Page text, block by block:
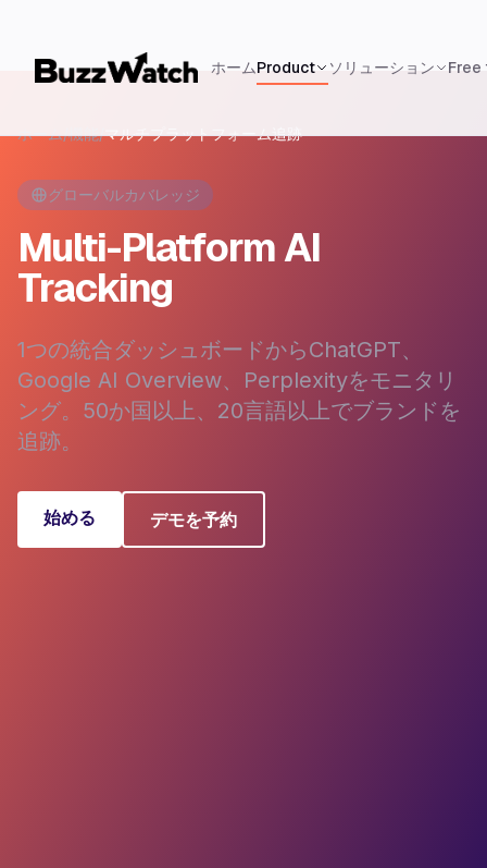
ホームProduct ソリューション
ホーム/機能/マルチプラットフォーム追跡
グローバルカバレッジ
Multi-Platform AI
Tracking
1つの統合ダッシュボードからChatGPT、
Google AI Overview、Perplexityをモニタリ
ング。50か国以上、20言語以上でブランドを
追跡。
始める デモを予約